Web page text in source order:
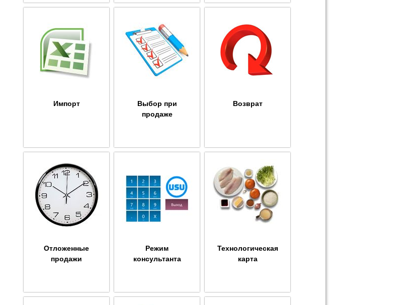
Импорт
Выбор при
продаже
Возврат
Отложенные
продажи
Режим
консультанта
Технологическая
карта